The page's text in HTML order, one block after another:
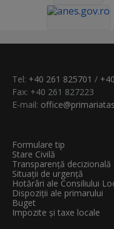
Tel: +40 261 825701 /
Fax: +40 261 827223
E-mail:
Formulare tip
Stare Civilă
Transparenţă decizională
Situații de urgență
Hotărâri ale Consiliului
Dispoziții ale primarului
Buget
Impozite și taxe locale